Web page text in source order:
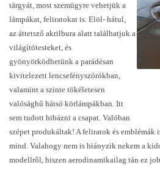
tárgyát, most szemügyre vehetjük a
lámpákat, feliratokat is. Elöl- hátul,
az áttetsző akrilbura alatt találhatjuk a
világítótesteket, és
gyönyörködhetünk a parádésan
kivitelezett lencsefényszórókban,
valamint a szinte tökéletesen
valósághű hátsó körlámpákban. Itt
sem tudott hibázni a csapat. Valóban
szépet produkáltak! A feliratok és emblémák
mind. Valahogy nem is hiányzik nekem a
modellről, hiszen aerodinamikailag tán ez